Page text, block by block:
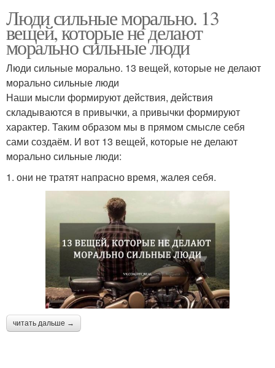
Люди сильные морально. 13
вещей, которые не делают
морально сильные люди
Люди сильные морально. 13 вещей, которые не делают
морально сильные люди
Наши мысли формируют действия, действия
складываются в привычки, а привычки формируют
характер. Таким образом мы в прямом смысле себя
сами создаём. И вот 13 вещей, которые не делают
морально сильные люди:
1. они не тратят напрасно время, жалея себя.
читать дальше →